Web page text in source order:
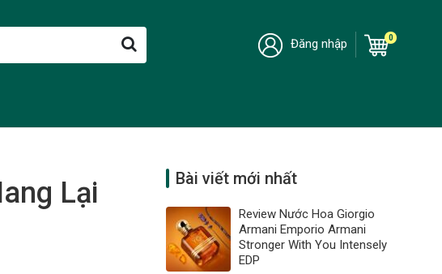
Đăng nhập 0
Lại
Bài viết mới nhất
Review Nước Hoa Giorgio
Armani Emporio Armani
Stronger With You Intensely
EDP